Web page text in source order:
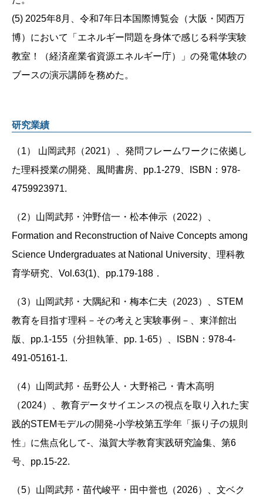
(5) 2025年8月、令和7年日本国際博覧会（大阪・関西万
博）において「エネルギー問題を身体で感じる科学実験
教室！（経済産業省資源エネルギー庁）」の発電体験の
ブースの演示講師を務めた。
研究業績
（1） 山岡武邦（2021）、発問フレームワークに依拠し
た理科授業の開発、風間書房、pp.1-279、ISBN：978-
4759923971.
（2）山岡武邦・沖野信一・松本伸示（2022）、
Formation and Reconstruction of Naive Concepts among
Science Undergraduates at National University、理科教
育学研究、Vol.63(1)、pp.179-188．
（3）山岡武邦・大隅紀和・梅本仁夫（2023）、STEM
教育を目指す理科－その考えと実験事例－、東洋館出
版、pp.1‐155（分担執筆、pp. 1-65）、ISBN：978-4-
491-05161-1.
（4）山岡武邦・岳野公人・大野裕己・青木高明
（2024）、教育データサイエンスの視点を取り入れた実
践的STEMモデルの開発‐小学校第五学年「振り子の規則
性」に焦点化して‐、滋賀大学教育実践研究論集、第6
号、pp.15-22.
（5）山岡武邦・苗代峻平・田中誉也（2026）、文ベク